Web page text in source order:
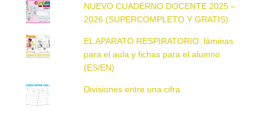
NUEVO CUADERNO DOCENTE 2025 –
2026 (SUPERCOMPLETO Y GRATIS)
EL APARATO RESPIRATORIO: láminas
para el aula y fichas para el alumno
(ES/EN)
Divisiones entre una cifra